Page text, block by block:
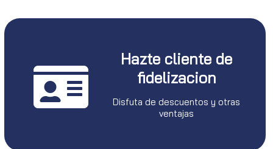
Hazte cliente de
fidelizacion
Disfuta de descuentos y otras
ventajas